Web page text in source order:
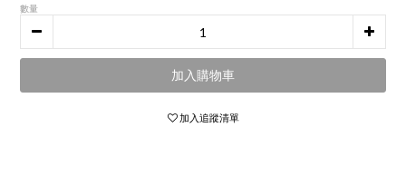
數量
加入購物車
加入追蹤清單